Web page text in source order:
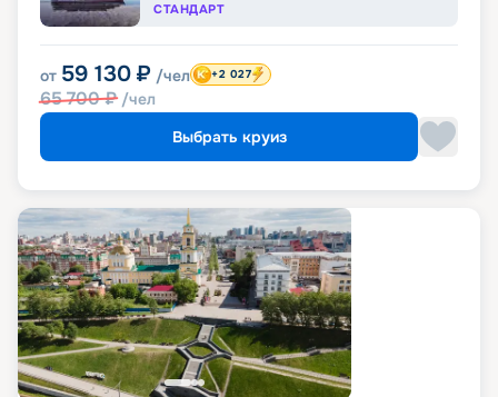
СТАНДАРТ
от 59 130 ₽ /чел
65 700₽ /чел
+2 027
Выбрать круиз